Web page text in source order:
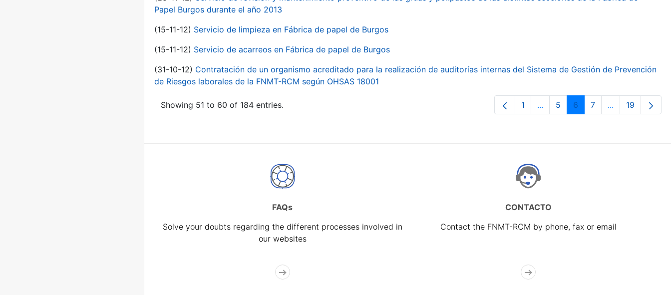
Papel Burgos durante el año 2013
(15-11-12) Servicio de limpieza en Fábrica de papel de Burgos
(15-11-12) Servicio de acarreos en Fábrica de papel de Burgos
(31-10-12) Contratación de un organismo acreditado para la realización de auditorías internas del Sistema de Gestión de Prevención
de Riesgos laborales de la FNMT-RCM según OHSAS 18001
Showing 51 to 60 of 184 entries. Page
1 ...Intermediate Pages Use TAB to
Page
5 Page
6 Page
7 ...Intermediate
Page
19
FAQs
Solve your doubts regarding the different processes involved in
our websites
CONTACTO
Contact the FNMT-RCM by phone, fax or email